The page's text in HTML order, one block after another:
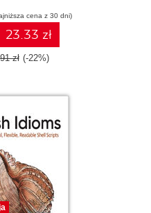
cena z 30 dni)
23.33 zł
zł (-22%)